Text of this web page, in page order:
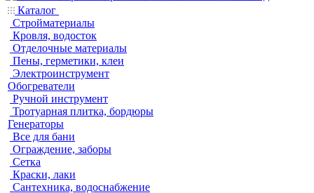
Каталог
Стройматериалы
Кровля, водосток
Отделочные материалы
Пены, герметики, клеи
Электроинструмент
Обогреватели
Ручной инструмент
Тротуарная плитка, бордюры
Генераторы
Все для бани
Ограждение, заборы
Сетка
Краски, лаки
Сантехника, водоснабжение